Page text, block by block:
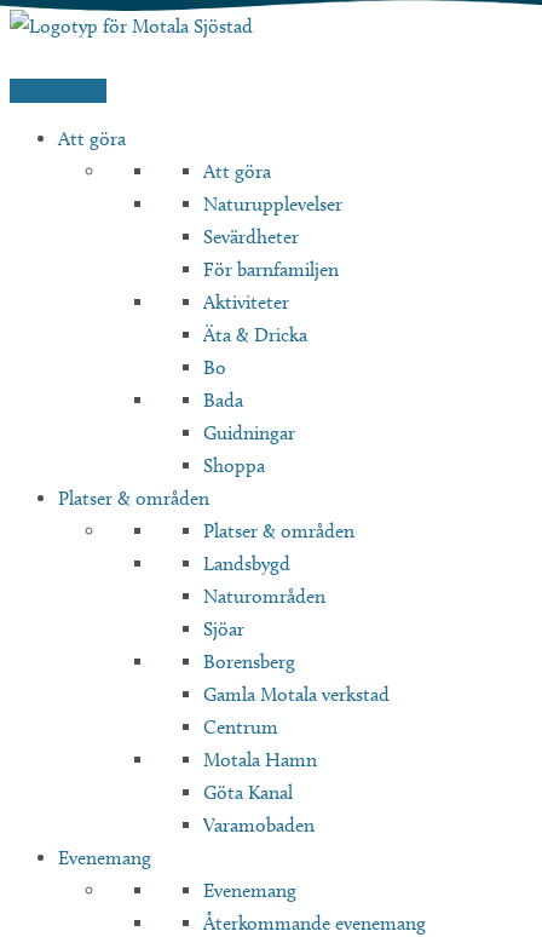
Hoppa
Att göra
Att göra
Naturupplevelser
Sevärdheter
För barnfamiljen
Aktiviteter
Äta & Dricka
Bo
Bada
Guidningar
Shoppa
Platser & områden
Platser & områden
Landsbygd
Naturområden
Sjöar
Borensberg
Gamla Motala verkstad
Centrum
Motala Hamn
Göta Kanal
Varamobaden
Evenemang
Evenemang
Återkommande evenemang